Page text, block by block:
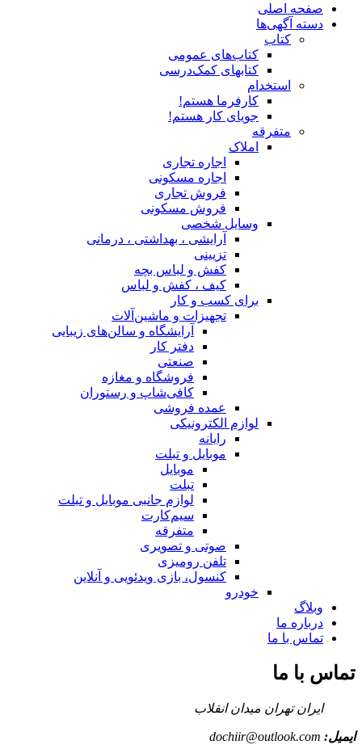
صفحه اصلی
دسته آگهی‌ها
کتاب
کتاب‌های عمومی
کتابهای کمک‌درسی
استخدام
کارفرما هستم!
جویای کار هستم!
متفرقه
املاک
اجاره تجاری
اجاره مسکونی
فروش تجاری
فروش مسکونی
وسایل شخصی
آرایشی ، بهداشتی ، درمانی
تزیینی
کفش و لباس بچه
کیف ، کفش و لباس
برای کسب و کار
تجهیزات و ماشین‌آلات
آرایشگاه و سالن‌های زیبایی
دفتر کار
صنعتی
فروشگاه و مغازه
کافی‌شاپ و رستوران
عمده فروشی
لوازم الکترونیکی
رایانه
موبایل و تبلت
موبایل
تبلت
لوازم جانبی موبایل و تبلت
سیم‌کارت
متفرقه
صوتی و تصویری
تلفن رومیزی
کنسول، بازی‌ ویدئویی و آنلاین
خودرو
وبلاگ
درباره ما
تماس با ما
تماس با ما
ایران تهران میدان انقلاب
ایمیل: dochiir@outlook.com